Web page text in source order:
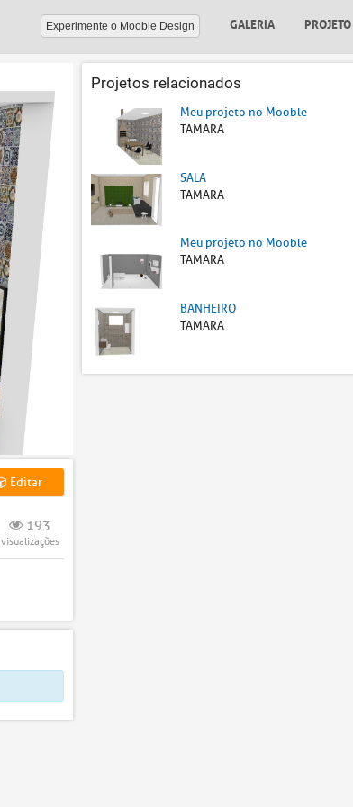
Experimente o Mooble Design GALERIA PROJETO
Editar
193
visualizações
Projetos relacionados
Meu projeto no Mooble
TAMARA
SALA
TAMARA
Meu projeto no Mooble
TAMARA
BANHEIRO
TAMARA